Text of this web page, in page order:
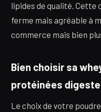
lipides de qualité. Cette
ferme mais agréable à
commerce mais bien
Bien choisir sa
protéinées
Le choix de votre